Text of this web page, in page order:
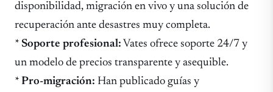
disponibilidad, migración en vivo y una solución de
recuperación ante desastres muy completa.
* Soporte profesional: Vates ofrece soporte 24/7 y
un modelo de precios transparente y asequible.
* Pro-migración: Han publicado guías y